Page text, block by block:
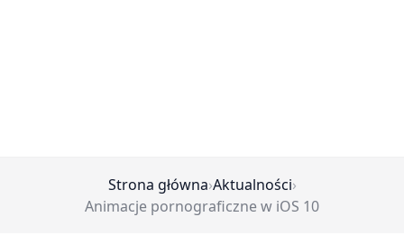
Strona główna›Aktualności›
Animacje pornograficzne w iOS 10